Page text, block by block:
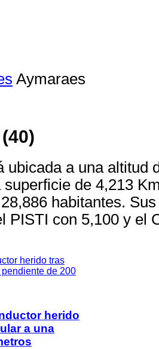
Aymaraes
ubicada a una altitud
de 4,213
habitantes.
PISTI con 5,100 y el
herido
a una